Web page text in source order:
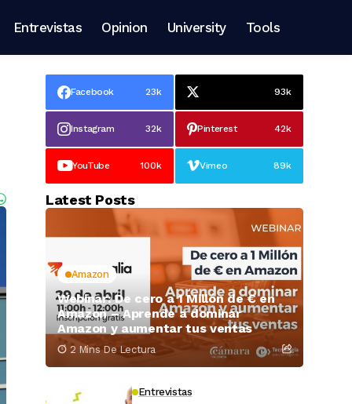
Entrevistas Opinion University Tools
Facebook 23k 93k
Instagram 32k Pinterest 42k
YouTube 100k Vimeo 89k
Latest Posts
Amazon
Webinar: De cero a 1 Millón de € en
Amazon – Aprende a dominar
Amazon y aumentar tus ventas
2 Mins De Lectura
Entrevistas